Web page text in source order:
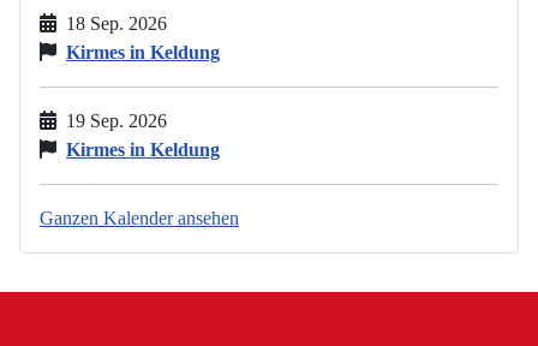
18 Sep. 2026
Kirmes in Keldung
19 Sep. 2026
Kirmes in Keldung
Ganzen Kalender ansehen